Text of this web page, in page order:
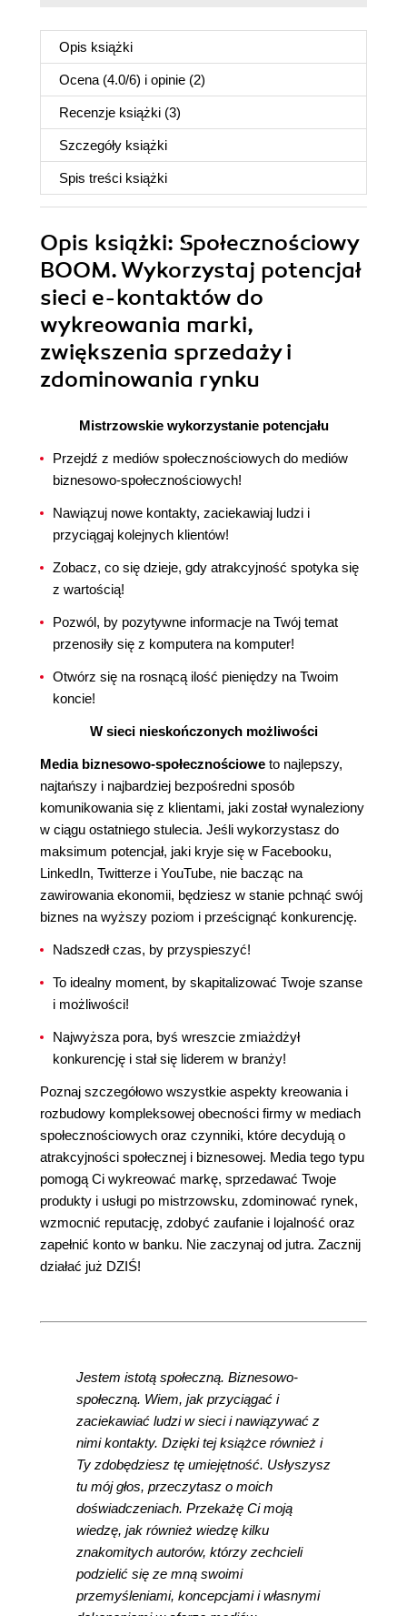
Opis książki
Ocena (4.0/6) i opinie (2)
Recenzje książki (3)
Szczegóły książki
Spis treści książki
Opis książki: Społecznościowy
BOOM. Wykorzystaj potencjał
sieci e-kontaktów do
wykreowania marki,
zwiększenia sprzedaży i
zdominowania rynku
Mistrzowskie wykorzystanie potencjału
Przejdź z mediów społecznościowych do mediów
biznesowo-społecznościowych!
Nawiązuj nowe kontakty, zaciekawiaj ludzi i
przyciągaj kolejnych klientów!
Zobacz, co się dzieje, gdy atrakcyjność spotyka się
z wartością!
Pozwól, by pozytywne informacje na Twój temat
przenosiły się z komputera na komputer!
Otwórz się na rosnącą ilość pieniędzy na Twoim
koncie!
W sieci nieskończonych możliwości
Media biznesowo-społecznościowe to najlepszy,
najtańszy i najbardziej bezpośredni sposób
komunikowania się z klientami, jaki został wynaleziony
w ciągu ostatniego stulecia. Jeśli wykorzystasz do
maksimum potencjał, jaki kryje się w Facebooku,
LinkedIn, Twitterze i YouTube, nie bacząc na
zawirowania ekonomii, będziesz w stanie pchnąć swój
biznes na wyższy poziom i prześcignąć konkurencję.
Nadszedł czas, by przyspieszyć!
To idealny moment, by skapitalizować Twoje szanse
i możliwości!
Najwyższa pora, byś wreszcie zmiażdżył
konkurencję i stał się liderem w branży!
Poznaj szczegółowo wszystkie aspekty kreowania i
rozbudowy kompleksowej obecności firmy w mediach
społecznościowych oraz czynniki, które decydują o
atrakcyjności społecznej i biznesowej. Media tego typu
pomogą Ci wykreować markę, sprzedawać Twoje
produkty i usługi po mistrzowsku, zdominować rynek,
wzmocnić reputację, zdobyć zaufanie i lojalność oraz
zapełnić konto w banku. Nie zaczynaj od jutra. Zacznij
działać już DZIŚ!
Jestem istotą społeczną. Biznesowo-
społeczną. Wiem, jak przyciągać i
zaciekawiać ludzi w sieci i nawiązywać z
nimi kontakty. Dzięki tej książce również i
Ty zdobędziesz tę umiejętność. Usłyszysz
tu mój głos, przeczytasz o moich
doświadczeniach. Przekażę Ci moją
wiedzę, jak również wiedzę kilku
znakomitych autorów, którzy zechcieli
podzielić się ze mną swoimi
przemyśleniami, koncepcjami i własnymi